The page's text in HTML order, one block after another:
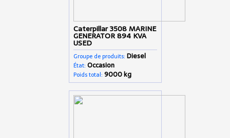
Caterpillar 3508 MARINE
GENERATOR 894 KVA
USED
Groupe de produits: Diesel
État: Occasion
Poids total: 9000 kg